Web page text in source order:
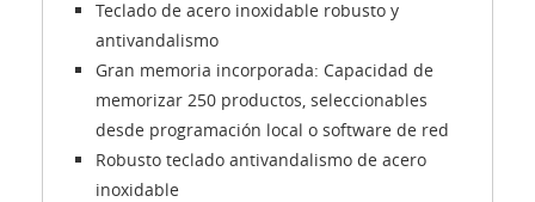
Teclado de acero inoxidable robusto y
antivandalismo
Gran memoria incorporada: Capacidad de
memorizar 250 productos, seleccionables
desde programación local o software de red
Robusto teclado antivandalismo de acero
inoxidable